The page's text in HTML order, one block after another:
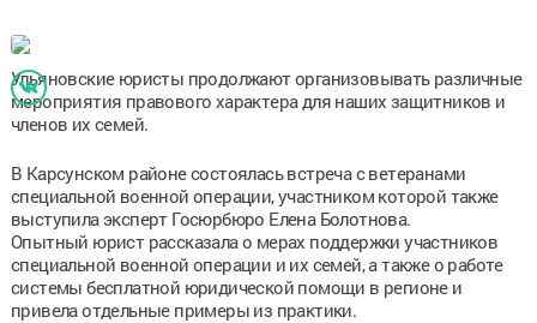
Ульяновские юристы продолжают организовывать различные
мероприятия правового характера для наших защитников и
членов их семей.
В Карсунском районе состоялась встреча с ветеранами
специальной военной операции, участником которой также
выступила эксперт Госюрбюро Елена Болотнова.
Опытный юрист рассказала о мерах поддержки участников
специальной военной операции и их семей, а также о работе
системы бесплатной юридической помощи в регионе и
привела отдельные примеры из практики.